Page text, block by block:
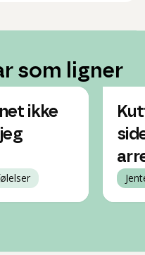
som ligner
ikke